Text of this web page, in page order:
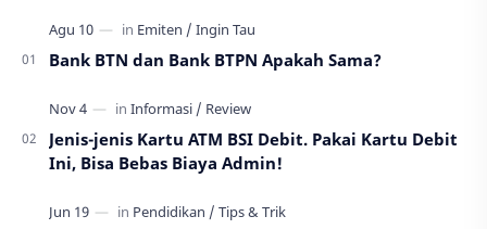
Bank BTN dan Bank BTPN Apakah Sama?
Jenis-jenis Kartu ATM BSI Debit. Pakai Kartu Debit
Ini, Bisa Bebas Biaya Admin!